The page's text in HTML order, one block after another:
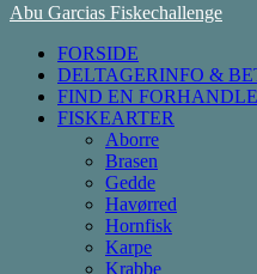
Primary
Abu Garcias Fiskechallenge
FORSIDE
DELTAGERINFO &
FIND EN
FISKEARTER
Aborre
Brasen
Gedde
Havørred
Hornfisk
Karpe
Krabbe